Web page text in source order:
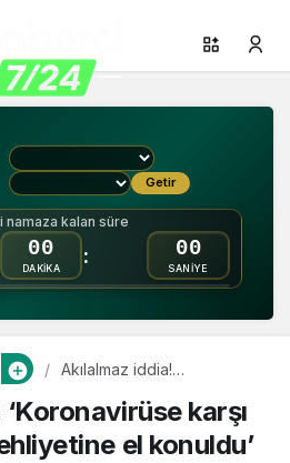
Getir
namaza kalan süre
00
DAKİKA
: 00
SANİYE
Akılalmaz iddia!
kolonya sürdü, ehliyetine
el konuldu’
karşı
el konuldu’
Paylaş